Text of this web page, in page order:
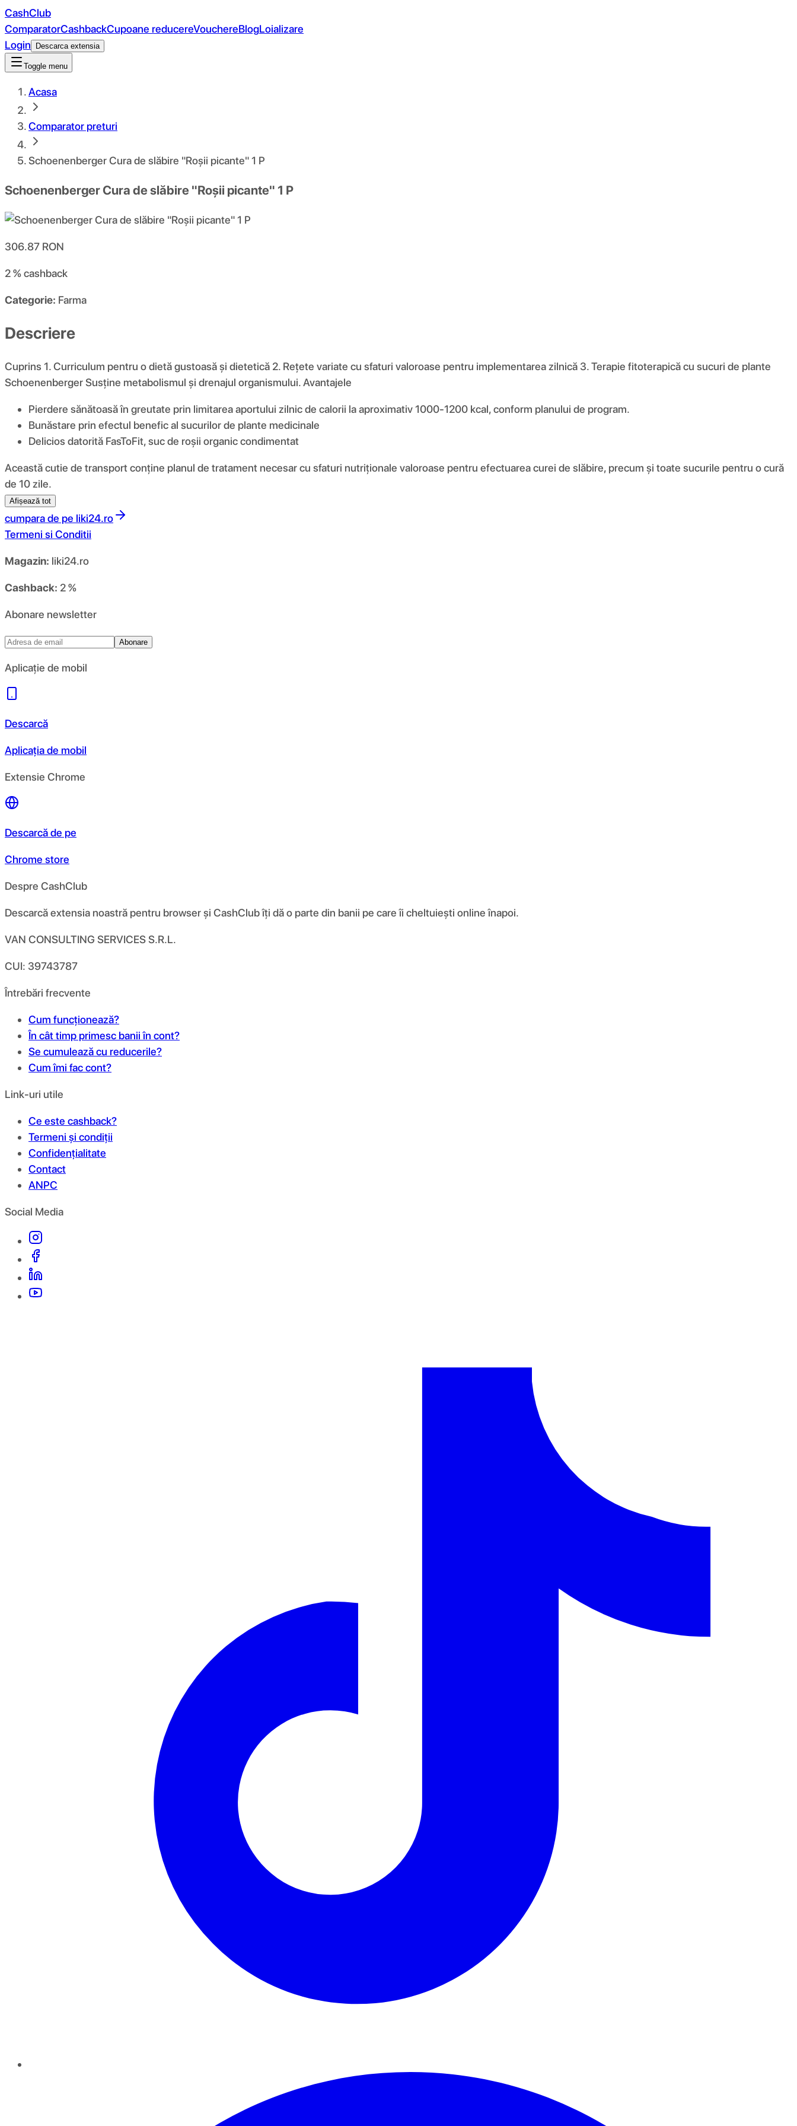
CashClub
ComparatorCashbackCupoane reducereVouchereBlogLoializare
Login
Descarca extensia
Toggle menu
Acasa
Comparator preturi
Schoenenberger Cura de slăbire "Roșii picante" 1 P
Schoenenberger Cura de slăbire "Roșii picante" 1 P
306.87 RON
2 %cashback
Categorie: Farma
Descriere
Cuprins 1. Curriculum pentru o dietă gustoasă și dietetică 2. Rețete variate cu sfaturi valoroase pentru implementarea zilnică 3. Terapie fitoterapică cu sucuri de plante
Schoenenberger Susține metabolismul și drenajul organismului. Avantajele
Pierdere sănătoasă în greutate prin limitarea aportului zilnic de calorii la aproximativ 1000-1200 kcal, conform planului de program.
Bunăstare prin efectul benefic al sucurilor de plante medicinale
Delicios datorită FasToFit, suc de roșii organic condimentat
Această cutie de transport conține planul de tratament necesar cu sfaturi nutriționale valoroase pentru efectuarea curei de slăbire, precum și toate sucurile pentru o cură
de 10 zile.
Afișează tot
cumpara de pe liki24.ro
Termeni si Conditii
Magazin: liki24.ro
Cashback: 2 %
Abonare newsletter
Abonare
Aplicație de mobil
Descarcă
Aplicația de mobil
Extensie Chrome
Descarcă de pe
Chrome store
Despre CashClub
Descarcă extensia noastră pentru browser și CashClub îți dă o parte din banii pe care îi cheltuiești online înapoi.
VAN CONSULTING SERVICES S.R.L.
CUI: 39743787
Întrebări frecvente
Cum funcționează?
În cât timp primesc banii în cont?
Se cumulează cu reducerile?
Cum îmi fac cont?
Link-uri utile
Ce este cashback?
Termeni și condiții
Confidențialitate
Contact
ANPC
Social Media